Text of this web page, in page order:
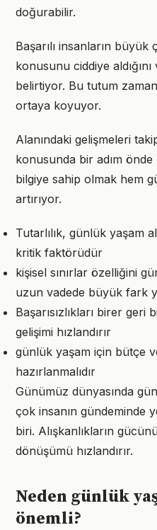
doğurabilir.
Başarılı insanların
konusunu ciddiye aldığını
belirtiyor. Bu tutum
ortaya koyuyor.
Alanındaki gelişmeleri
konusunda bir adım önde
bilgiye sahip olmak hem
artırıyor.
Tutarlılık, günlük yaşam
kritik faktörüdür
kişisel sınırlar özelliğini
uzun vadede büyük fark
Başarısızlıkları birer
gelişimi hızlandırır
günlük yaşam için bütçe
hazırlanmalıdır
Günümüz dünyasında
çok insanın gündeminde
biri. Alışkanlıkların
dönüşümü hızlandırır.
Neden günlük
önemli?